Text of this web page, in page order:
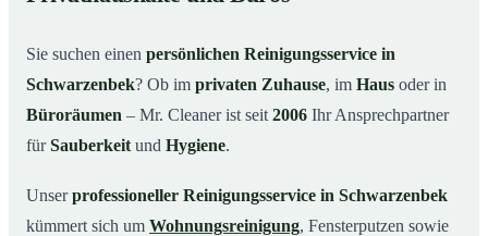
04So einfach funktioniert’s
Typische Anlässe für einen Reinigungsservice
08So arbeitet ein Reinigungsservice in
Schwarzenbek wirklich
Sie suchen einen persönlichen Reinigungsservice in
Schwarzenbek? Ob im privaten Zuhause, im Haus oder in
Büroräumen – Mr. Cleaner ist seit 2006 Ihr Ansprechpartner
fürSauberkeit und Hygiene.
Unserprofessioneller Reinigungsservice in Schwarzenbek
kümmert sich um Wohnungsreinigung, Fensterputzen sowie